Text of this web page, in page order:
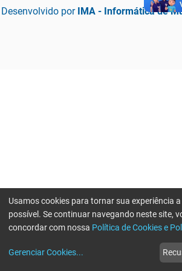
Desenvolvido por IMA - Informática de
Usamos cookies para tornar sua experiência
possível. Se continuar navegando neste site,
concordar com nossa Política de Cookies e
Gerenciar Cookies...
Erro ao enviar informações, por favor tente